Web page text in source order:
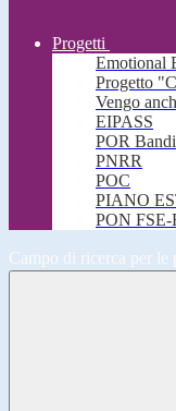
Progetti
Emotional
Progetto
Vengo
EIPASS
POR
PNRR
POC
PIANO
PON FSE-
Campo di ricerca per le